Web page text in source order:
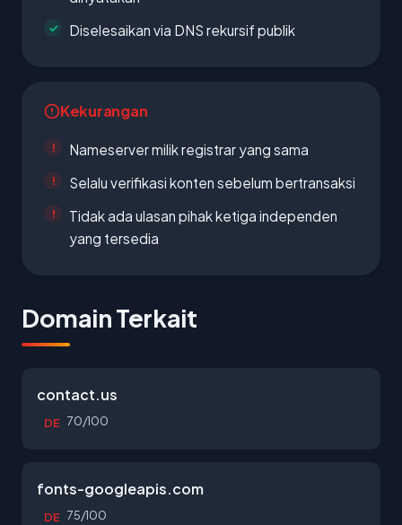
Diselesaikan via DNS rekursif publik
Kekurangan
Nameserver milik registrar yang sama
Selalu verifikasi konten sebelum bertransaksi
Tidak ada ulasan pihak ketiga independen
yang tersedia
Domain Terkait
contact.us
DE 70/100
fonts-googleapis.com
DE 75/100